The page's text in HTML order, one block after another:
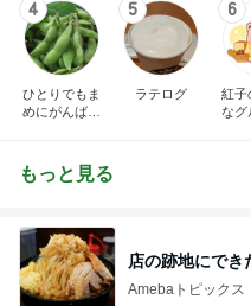
4
ひとりでもま
めにがんばる
5
ラテログ
6
紅子
なグ
もっと見る
店の跡地にでき
Amebaトピックス